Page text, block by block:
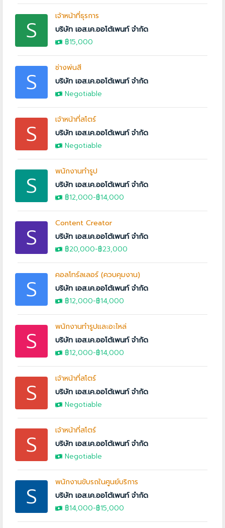
S
เจ้าหน้าที่ธุรการ
บริษัท เอส.เค.ออโต้เพนท์ จำกัด
฿15,000
S
ช่างพ่นสี
บริษัท เอส.เค.ออโต้เพนท์ จำกัด
Negotiable
S
เจ้าหน้าที่สโตร์
บริษัท เอส.เค.ออโต้เพนท์ จำกัด
Negotiable
S
พนักงานทำรูป
บริษัท เอส.เค.ออโต้เพนท์ จำกัด
฿12,000-฿14,000
S
Content Creator
บริษัท เอส.เค.ออโต้เพนท์ จำกัด
฿20,000-฿23,000
S
คอลโทร์ลเลอร์ (ควบคุมงาน)
บริษัท เอส.เค.ออโต้เพนท์ จำกัด
฿12,000-฿14,000
S
พนักงานทำรูปและอะไหล่
บริษัท เอส.เค.ออโต้เพนท์ จำกัด
฿12,000-฿14,000
S
เจ้าหน้าที่สโตร์
บริษัท เอส.เค.ออโต้เพนท์ จำกัด
Negotiable
S
เจ้าหน้าที่สโตร์
บริษัท เอส.เค.ออโต้เพนท์ จำกัด
Negotiable
S
พนักงานขับรถในศูนย์บริการ
บริษัท เอส.เค.ออโต้เพนท์ จำกัด
฿14,000-฿15,000